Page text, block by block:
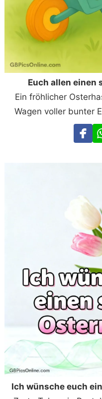
Euch allen einen
Ein fröhlicher
Wagen voller bunter
Ich wünsche euch